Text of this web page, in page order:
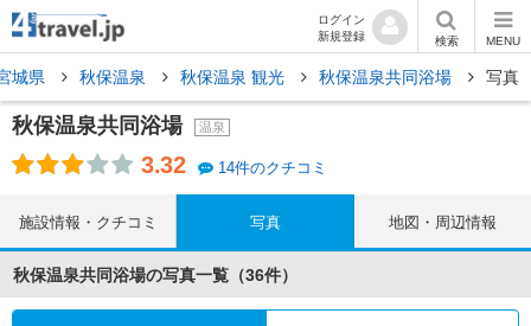
ログイン
新規登録
検索 MENU
城県 秋保温泉 秋保温泉 観光 秋保温泉共同浴場 写真
秋保温泉共同浴場 温泉
3.32 14件のクチコミ
施設情報・クチコミ 写真 地図・周辺情報
秋保温泉共同浴場の写真一覧（36件）